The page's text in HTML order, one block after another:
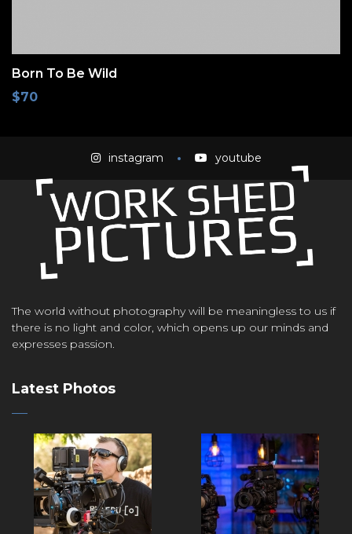
Born To Be Wild
$70
instagram youtube
The world without photography will be meaningless to us if
there is no light and color, which opens up our minds and
expresses passion.
Latest Photos